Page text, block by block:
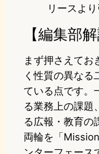
リースより
【編集部解
まず押さえてお
く性質の異なる
ている点です。
る業務上の課題
る広報・教育の
両輪を「